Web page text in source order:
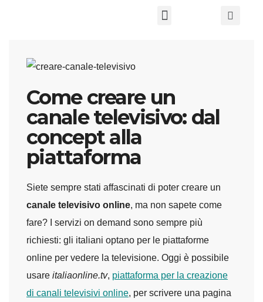
Come creare un
canale televisivo: dal
concept alla
piattaforma
Siete sempre stati affascinati di poter creare un
canale televisivo online, ma non sapete come
fare? I servizi on demand sono sempre più
richiesti: gli italiani optano per le piattaforme
online per vedere la televisione. Oggi è possibile
usare italiaonline.tv, piattaforma per la creazione
di canali televisivi online, per scrivere una pagina